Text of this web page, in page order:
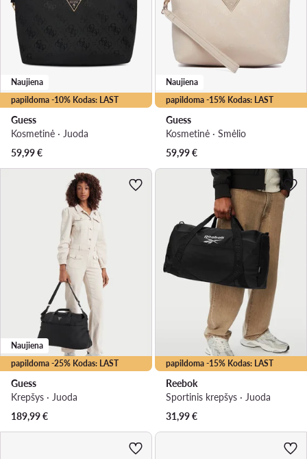
papildoma -10% Kodas: LAST
Naujiena
Guess
Kosmetinė · Juoda
59,99€
papildoma -15% Kodas: LAST
Naujiena
Guess
Kosmetinė · Smėlio
59,99€
papildoma -25% Kodas: LAST
Naujiena
Guess
Krepšys · Juoda
189,99€
papildoma -15% Kodas: LAST
Reebok
Sportinis krepšys · Juoda
31,99€